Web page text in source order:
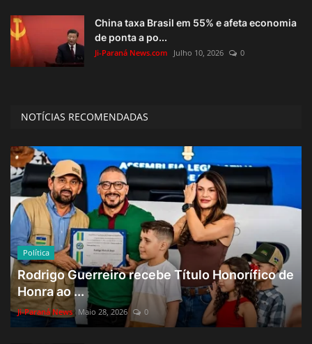
China taxa Brasil em 55% e afeta economia
de ponta a po...
Ji-Paraná News.com Julho 10, 2026 0
NOTÍCIAS RECOMENDADAS
Política
Rodrigo Guerreiro recebe Título Honorífico de
Honra ao ...
Ji-Paraná News Maio 28, 2026 0